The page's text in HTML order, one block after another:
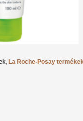
La Roche-Posay